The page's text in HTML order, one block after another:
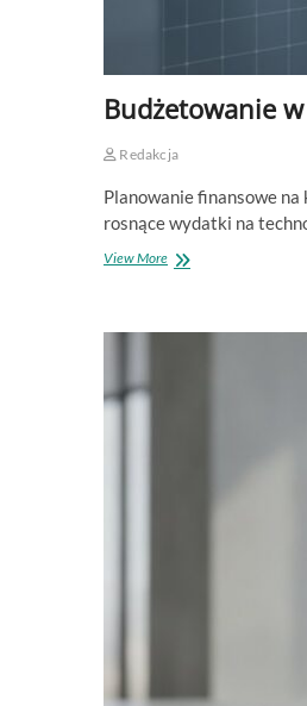
Budżetowanie
Redakcja
Planowanie finansowe
rosnące wydatki na
View MoreBudżetowanie